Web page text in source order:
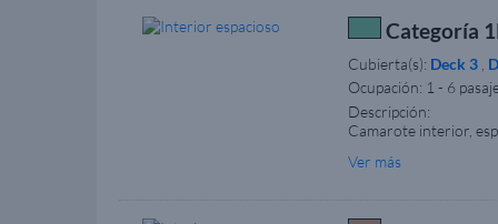
Categoría
Cubierta(s): Deck 3
Ocupación: 1 - 6
Descripción:
Camarote interior,
los muebles pueden
Ver más